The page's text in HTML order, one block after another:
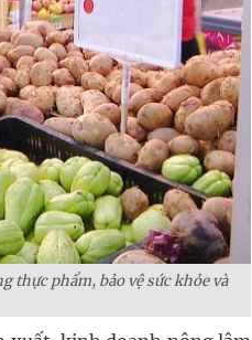
thực phẩm, bảo vệ sức khỏe và